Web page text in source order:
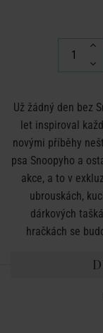
Už žádný den bez
let inspiroval
novými příběhy
psa Snoopyho a
akce, a to v
ubrouskách,
dárkových
hračkách se